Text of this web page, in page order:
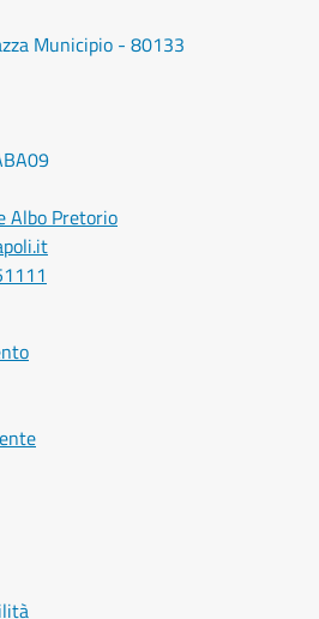
Municipio - 80133
Albo Pretorio